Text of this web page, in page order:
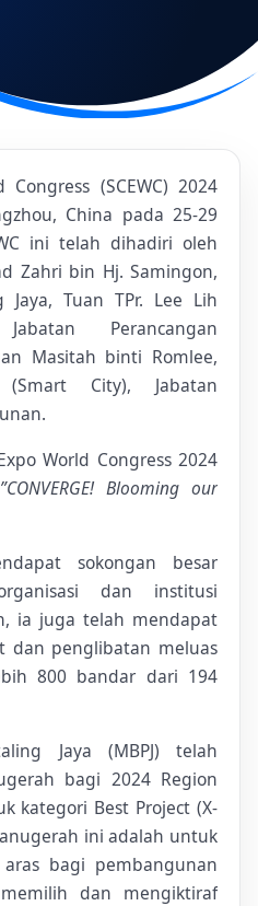
(SCEWC) 2024
China pada 25-29
ini telah dihadiri oleh
Zahri bin Hj. Samingon,
Jaya, Tuan TPr. Lee Lih
Perancangan
Masitah binti Romlee,
(Smart City), Jabatan
World Congress 2024
”CONVERGE! Blooming our
sokongan besar
dan institusi
ia juga telah mendapat
dan penglibatan meluas
800 bandar dari 194
Jaya (MBPJ) telah
bagi 2024 Region
kategori Best Project (X-
ini adalah untuk
bagi pembangunan
dan mengiktiraf